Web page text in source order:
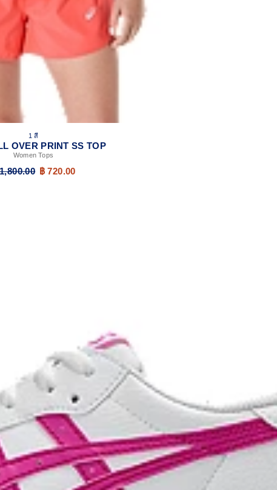
1 สี
OVER PRINT SS TOP
Women Tops
฿ 720.00